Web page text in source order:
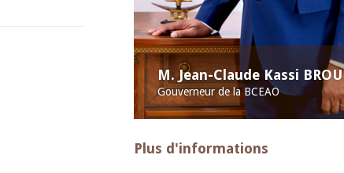
M. Jean-Claude Kassi BROU
Gouverneur de la BCEAO
Plus d'informations